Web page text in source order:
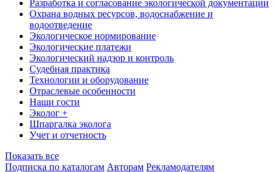
Разработка и согласование экологической документации
Охрана водных ресурсов, водоснабжение и
водоотведение
Экологическое нормирование
Экологические платежи
Экологический надзор и контроль
Судебная практика
Технологии и оборудование
Отраслевые особенности
Наши гости
Эколог +
Шпаргалка эколога
Учет и отчетность
Показать все
Подписка по каталогам Авторам Рекламодателям